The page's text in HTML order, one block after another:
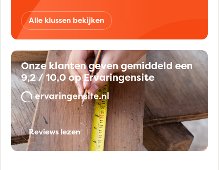
Alle klussen bekijken
Onze klanten geven gemiddeld een
9,2 / 10,0 op Ervaringensite
Reviews lezen